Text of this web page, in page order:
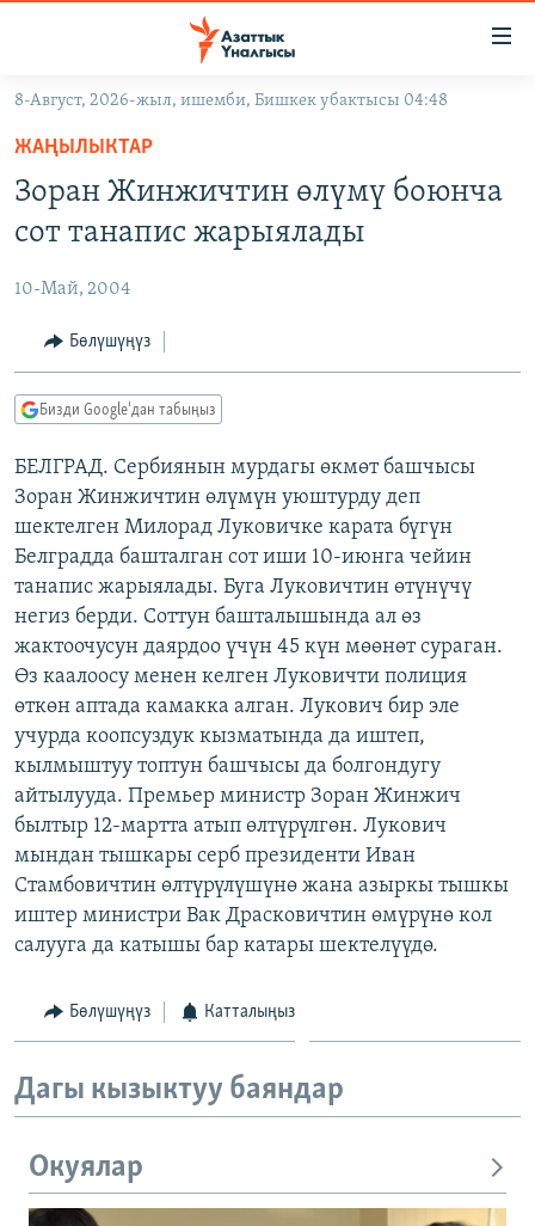
Навигацияга
өтүңүз
Издөөгө
салыңызКЫРГЫЗСТАН
ЭКОНОМИКА
МАДАНИЯТ
ДҮЙНӨ
БОРБОР АЗИЯ
АТАЙЫН ИЛИКТӨӨ
ТВ ПРОГРАММАЛАР
ЭКСПЕРТТЕР ТАЛДАЙТ
БИЗ ЖАНА ДҮЙНӨ
ЭЖЕ-СИҢДИЛЕР
АЗАТТЫК+
ЫҢГАЙСЫЗ СУРООЛОР
ӨЗГӨЧӨ ПИКИР
Русский
ОНЛАЙН ШЕРИНЕ
ЭЕ/АРнун бардык сайттары
8-Август, 2026-жыл, ишемби, Бишкек убактысы 04:48
ЖАҢЫЛЫКТАР
Зоран Жинжичтин өлүмү боюнча
сот танапис жарыялады
10-Май, 2004
Бөлүшүңүз
Бизди Google'дан табыңыз
БЕЛГРАД. Сербиянын мурдагы өкмөт башчысы
Зоран Жинжичтин өлүмүн уюштурду деп
шектелген Милорад Луковичке карата бүгүн
Белградда башталган сот иши 10-июнга чейин
танапис жарыялады. Буга Луковичтин өтүнүчү
негиз берди. Соттун башталышында ал өз
жактоочусун даярдоо үчүн 45 күн мөөнөт сураган.
Өз каалоосу менен келген Луковичти полиция
өткөн аптада камакка алган. Лукович бир эле
учурда коопсуздук кызматында да иштеп,
кылмыштуу топтун башчысы да болгондугу
айтылууда. Премьер министр Зоран Жинжич
былтыр 12-мартта атып өлтүрүлгөн. Лукович
мындан тышкары серб президенти Иван
Стамбовичтин өлтүрүлүшүнө жана азыркы тышкы
иштер министри Вак Драсковичтин өмүрүнө кол
салууга да катышы бар катары шектелүүдө.
Бөлүшүңүз Катталыңыз
Дагы кызыктуу баяндар
Окуялар